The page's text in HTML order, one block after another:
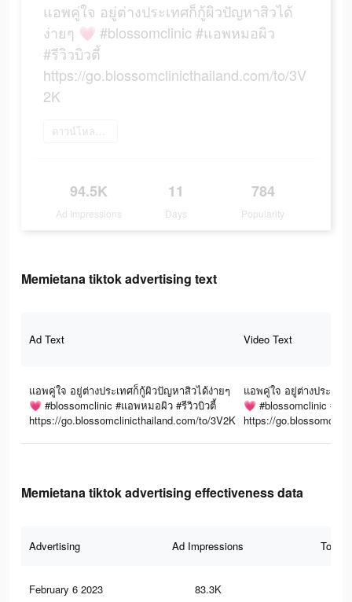
แอพคู่ใจ อยู่ต่างประเทศก็กู้ผิวปัญหาสิวได้
ง่ายๆ 💗 #blossomclinic #แอพหมอผิว
#รีวิวบิวตี้
https://go.blossomclinicthailand.com/to/3V
2K
ดาวน์โหลดเลย
94.5K
Ad Impressions
11
Days
784
Popularity
Memietana tiktok advertising text
Ad Text Video Text
แอพคู่ใจ อยู่ต่างประเทศก็กู้ผิวปัญหาสิวได้ง่ายๆ
💗 #blossomclinic #แอพหมอผิว #รีวิวบิวตี้
https://go.blossomclinicthailand.com/to/3V2K
แอพคู่ใจ อยู่ต่างประเท
💗 #blossomclinic #แ
https://
Memietana tiktok advertising effectiveness data
Advertising Ad Impressions Total
February 6 2023 83.3K